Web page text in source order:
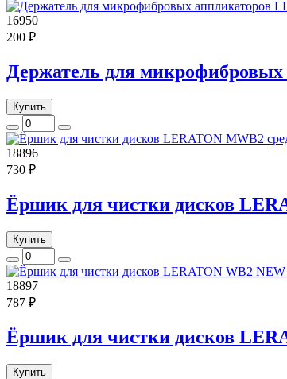
16950
200 ₽
Держатель для
Купить
18896
730 ₽
Ёршик для чистки дисков
Купить
18897
787 ₽
Ёршик для чистки дисков
Купить